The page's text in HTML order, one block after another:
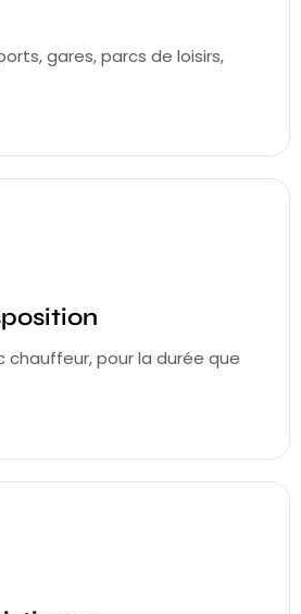
gares, parcs de loisirs,
chauffeur, pour la durée que